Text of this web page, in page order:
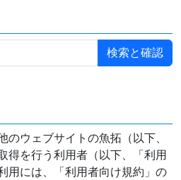
のウェブサイトの魚拓（以下、
得を行う利用者（以下、「利用
用には、「利用者向け規約」の